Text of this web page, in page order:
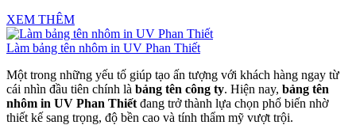
XEM THÊM
Làm bảng tên nhôm in UV Phan Thiết
Một trong những yếu tố giúp tạo ấn tượng với khách hàng ngay từ
cái nhìn đầu tiên chính là bảng tên công ty. Hiện nay, bảng tên
nhôm in UV Phan Thiết đang trở thành lựa chọn phổ biến nhờ
thiết kế sang trọng, độ bền cao và tính thẩm mỹ vượt trội.